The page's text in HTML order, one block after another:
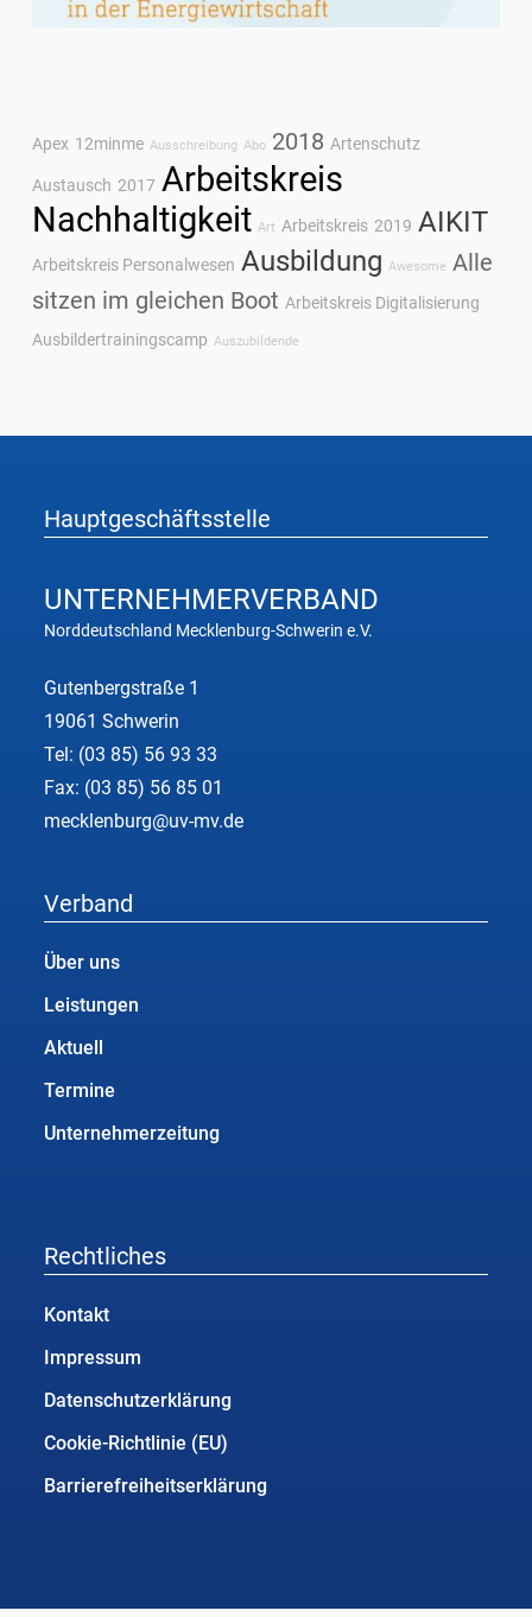
Apex 12minme Ausschreibung Abo 2018 Artenschutz
Austausch 2017 Arbeitskreis
Nachhaltigkeit Art Arbeitskreis 2019 AIKIT
Arbeitskreis Personalwesen Ausbildung Awesome Alle
sitzen im gleichen Boot Arbeitskreis Digitalisierung
Ausbildertrainingscamp Auszubildende
Hauptgeschäftsstelle
UNTERNEHMERVERBAND
Norddeutschland Mecklenburg-Schwerin e.V.
Gutenbergstraße 1
19061 Schwerin
Tel: (03 85) 56 93 33
Fax: (03 85) 56 85 01
mecklenburg@uv-mv.de
Verband
Über uns
Leistungen
Aktuell
Termine
Unternehmerzeitung
Rechtliches
Kontakt
Impressum
Datenschutzerklärung
Cookie-Richtlinie (EU)
Barrierefreiheitserklärung